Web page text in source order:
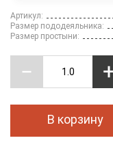
Артикул:
Размер пододеяльника:
Размер простыни:
В корзину